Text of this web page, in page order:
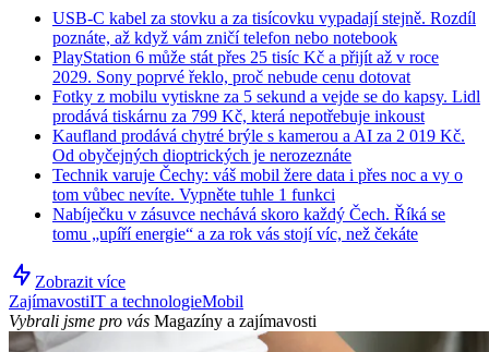
USB-C kabel za stovku a za tisícovku vypadají stejně. Rozdíl
poznáte, až když vám zničí telefon nebo notebook
PlayStation 6 může stát přes 25 tisíc Kč a přijít až v roce
2029. Sony poprvé řeklo, proč nebude cenu dotovat
Fotky z mobilu vytiskne za 5 sekund a vejde se do kapsy. Lidl
prodává tiskárnu za 799 Kč, která nepotřebuje inkoust
Kaufland prodává chytré brýle s kamerou a AI za 2 019 Kč.
Od obyčejných dioptrických je nerozeznáte
Technik varuje Čechy: váš mobil žere data i přes noc a vy o
tom vůbec nevíte. Vypněte tuhle 1 funkci
Nabíječku v zásuvce nechává skoro každý Čech. Říká se
tomu „upíří energie“ a za rok vás stojí víc, než čekáte
Zobrazit více
ZajímavostiIT a technologieMobil
Vybrali jsme pro vás Magazíny a zajímavosti